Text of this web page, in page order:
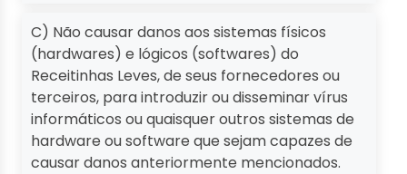
C) Não causar danos aos sistemas físicos
(hardwares) e lógicos (softwares) do
Receitinhas Leves, de seus fornecedores ou
terceiros, para introduzir ou disseminar vírus
informáticos ou quaisquer outros sistemas de
hardware ou software que sejam capazes de
causar danos anteriormente mencionados.